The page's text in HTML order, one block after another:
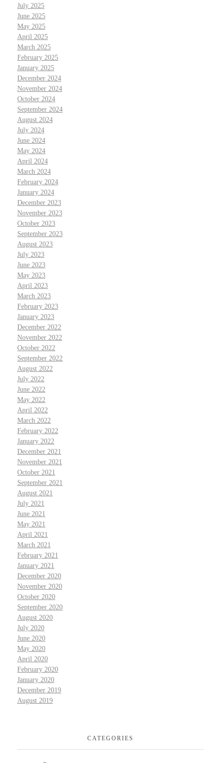
July 2025
June 2025
May 2025
April 2025
March 2025
February 2025
January 2025
December 2024
November 2024
October 2024
September 2024
August 2024
July 2024
June 2024
May 2024
April 2024
March 2024
February 2024
January 2024
December 2023
November 2023
October 2023
September 2023
August 2023
July 2023
June 2023
May 2023
April 2023
March 2023
February 2023
January 2023
December 2022
November 2022
October 2022
September 2022
August 2022
July 2022
June 2022
May 2022
April 2022
March 2022
February 2022
January 2022
December 2021
November 2021
October 2021
September 2021
August 2021
July 2021
June 2021
May 2021
April 2021
March 2021
February 2021
January 2021
December 2020
November 2020
October 2020
September 2020
August 2020
July 2020
June 2020
May 2020
April 2020
February 2020
January 2020
December 2019
August 2019
CATEGORIES